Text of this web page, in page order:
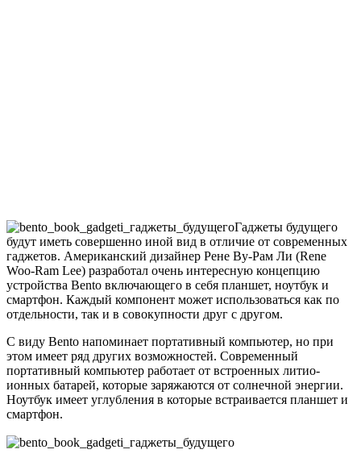
Гаджеты будущего
будут иметь совершенно иной вид в отличие от современных
гаджетов. Американский дизайнер Рене Ву-Рам Ли (Rene
Woo-Ram Lee) разработал очень интересную концепцию
устройства Bento включающего в себя планшет, ноутбук и
смартфон. Каждый компонент может использоваться как по
отдельности, так и в совокупности друг с другом.
С виду Bento напоминает портативный компьютер, но при
этом имеет ряд других возможностей. Современный
портативный компьютер работает от встроенных литио-
ионных батарей, которые заряжаются от солнечной энергии.
Ноутбук имеет углубления в которые встраивается планшет и
смартфон.